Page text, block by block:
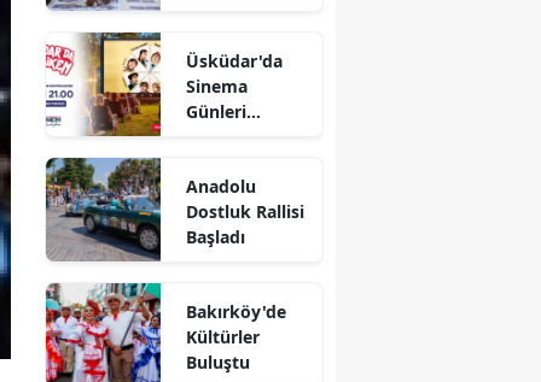
Üsküdar'da
Sinema
Günleri
Anadolu
Dostluk Rallisi
Başladı
Bakırköy'de
Kültürler
Buluştu